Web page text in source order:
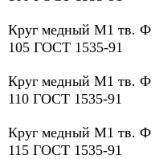
Круг медный М1 тв. Ф
105 ГОСТ 1535-91
Круг медный М1 тв. Ф
110 ГОСТ 1535-91
Круг медный М1 тв. Ф
115 ГОСТ 1535-91